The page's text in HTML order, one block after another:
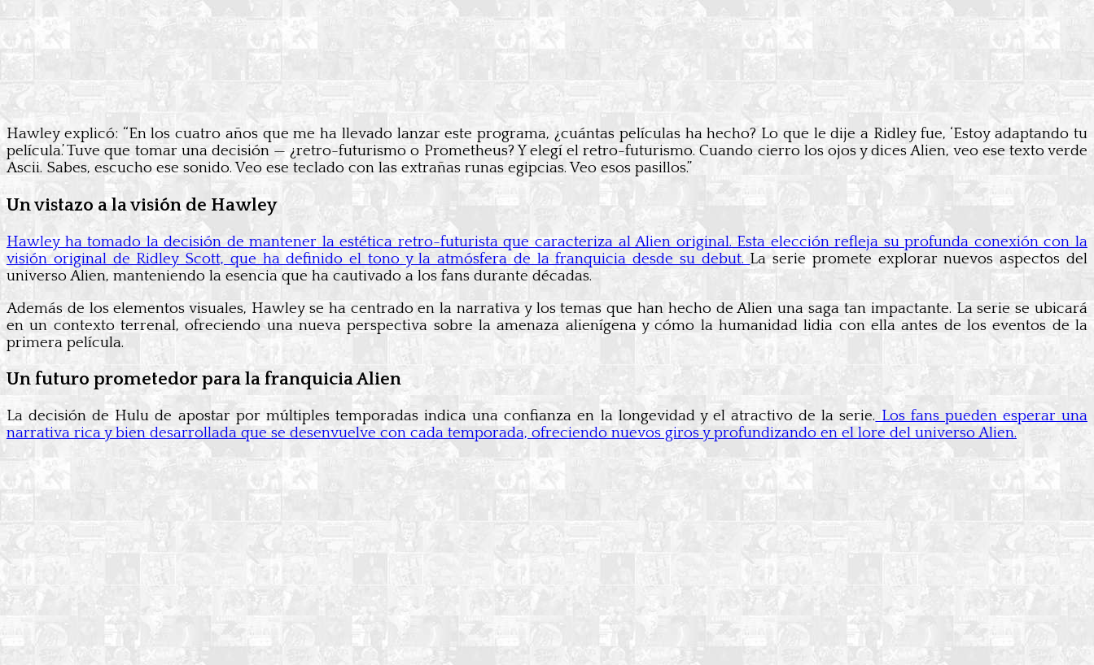
Hawley explicó: “En los cuatro años que me ha llevado lanzar este programa, ¿cuántas películas ha hecho? Lo que le dije a Ridley fue, ‘Estoy adaptando tu
película.’ Tuve que tomar una decisión — ¿retro-futurismo o Prometheus? Y elegí el retro-futurismo. Cuando cierro los ojos y dices Alien, veo ese texto verde
Ascii. Sabes, escucho ese sonido. Veo ese teclado con las extrañas runas egipcias. Veo esos pasillos.”
Un vistazo a la visión de Hawley
Hawley ha tomado la decisión de mantener la estética retro-futurista que caracteriza al Alien original. Esta elección refleja su profunda conexión con la
visión original de Ridley Scott, que ha definido el tono y la atmósfera de la franquicia desde su debut. La serie promete explorar nuevos aspectos del
universo Alien, manteniendo la esencia que ha cautivado a los fans durante décadas.
Además de los elementos visuales, Hawley se ha centrado en la narrativa y los temas que han hecho de Alien una saga tan impactante. La serie se ubicará
en un contexto terrenal, ofreciendo una nueva perspectiva sobre la amenaza alienígena y cómo la humanidad lidia con ella antes de los eventos de la
primera película.
Un futuro prometedor para la franquicia Alien
La decisión de Hulu de apostar por múltiples temporadas indica una confianza en la longevidad y el atractivo de la serie. Los fans pueden esperar una
narrativa rica y bien desarrollada que se desenvuelve con cada temporada, ofreciendo nuevos giros y profundizando en el lore del universo Alien.